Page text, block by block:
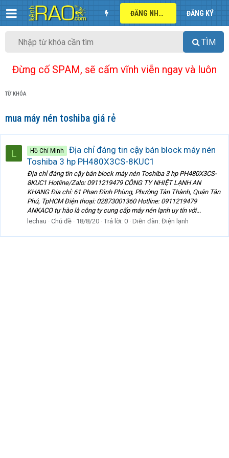
ĐĂNG NHẬP ĐĂNG KÝ
TÌM
Đừng cố SPAM, sẽ cấm vĩnh viễn ngay và luôn
TỪ KHÓA
mua máy nén toshiba giá rẻ
L Hồ Chí Minh
Địa chỉ đáng tin cậy bán block máy nén
Toshiba 3 hp PH480X3CS-8KUC1
Địa chỉ đáng tin cậy bán block máy nén Toshiba 3 hp PH480X3CS-
8KUC1 Hotline/Zalo: 0911219479 CÔNG TY NHIỆT LẠNH AN
KHANG Địa chỉ: 61 Phan Đình Phùng, Phường Tân Thành, Quận Tân
Phú, TpHCM Điện thoại: 02873001360 Hotline: 0911219479
ANKACO tự hào là công ty cung cấp máy nén lạnh uy tín với...
lechau
Chủ đề 18/8/20 Trả lời: 0 Diễn đàn: Điện lạnh